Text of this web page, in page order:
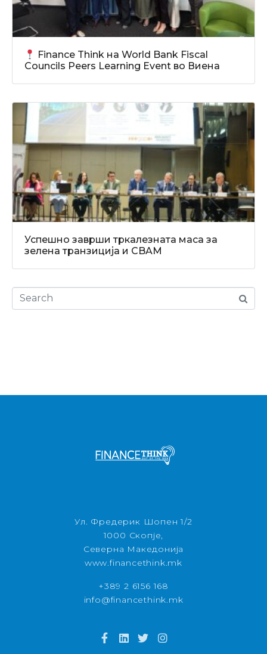
Finance Think на World Bank Fiscal
Councils Peers Learning Event во Виена
Успешно заврши тркалезната маса за
зелена транзиција и CBAM
Ул. Фредерик Шопен 1/2
1000 Скопје,
Северна Македонија
www.financethink.mk
+389 2 6156 168
info@financethink.mk